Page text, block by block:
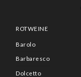
ROTWEINE
Barolo
Barbaresco
Dolcetto